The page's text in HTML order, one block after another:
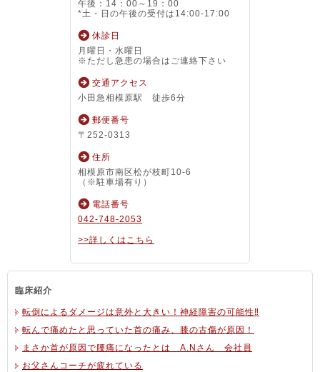
午後：14：00～19：00
*土・日の午後の受付は14:00-17:00
休診日
月曜日・水曜日
※ただし急患の場合はご連絡下さい
交通アクセス
小田急相模原駅 徒歩6分
郵便番号
〒252-0313
住所
相模原市南区松が枝町10-6
（※駐車場有り）
電話番号
042-748-2053
>>詳しくはこちら
臨床紹介
転倒によるダメージは意外と大きい！神経障害の可能性‼
転んで痛めたと思っていた首の痛み、膝の古傷が原因！
まさか首が原因で腰痛になったとは A.Nさん 会社員
お父さんコーチが疲れている